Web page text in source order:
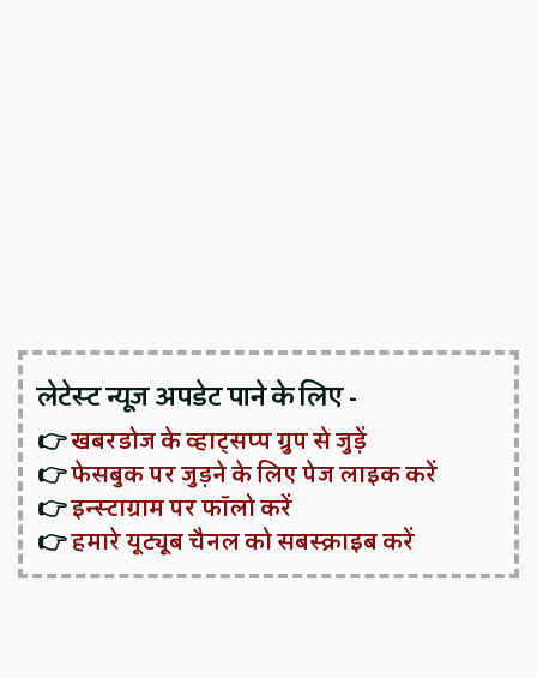
लेटेस्ट न्यूज़ अपडेट पाने के लिए -
👉खबरडोज के व्हाट्सप्प ग्रुप से जुड़ें
👉फेसबुक पर जुड़ने के लिए पेज लाइक करें
👉इन्स्टाग्राम पर फॉलो करें
👉हमारे यूट्यूब चैनल को सबस्क्राइब करें